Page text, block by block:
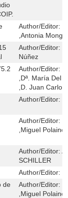
Author/Editor:
,Antonia
Author/Editor:
Núñez
Author/Editor:
,Dª. María Del
,D. Juan
Author/Editor:
Author/Editor:
,Miguel
Author/Editor:
SCHILLER
Author/Editor:
de
Author/Editor:
,Miguel